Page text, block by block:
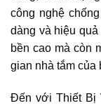
công nghệ
dàng và hiệu
bền cao mà còn
gian nhà tắm của
Đến với Thiết Bị